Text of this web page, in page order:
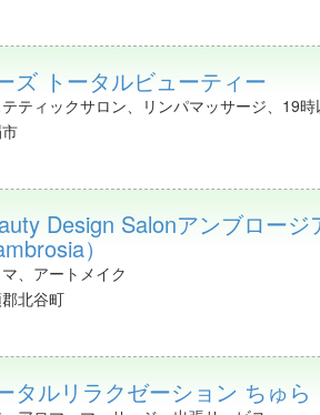
ズ トータルビューティー
ティックサロン、リンパマッサージ、19
Design Salonアンブロージ
）
、アートメイク
北谷町
タルリラクゼーション ちゅら